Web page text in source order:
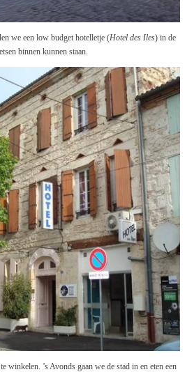
we een low budget hotelletje (Hotel des Iles) in de
binnen kunnen staan.
winkelen. ’s Avonds gaan we de stad in en eten een